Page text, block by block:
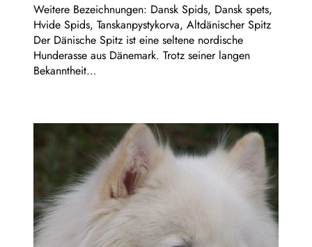
Weitere Bezeichnungen: Dansk Spids, Dansk spets,
Hvide Spids, Tanskanpystykorva, Altdänischer Spitz
Der Dänische Spitz ist eine seltene nordische
Hunderasse aus Dänemark. Trotz seiner langen
Bekanntheit…